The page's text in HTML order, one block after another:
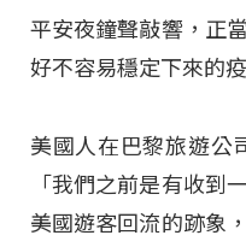
平安夜鐘聲敲響，正
好不容易穩定下來的
美國人在巴黎旅遊公
「我們之前是有收到
美國遊客回流的跡象